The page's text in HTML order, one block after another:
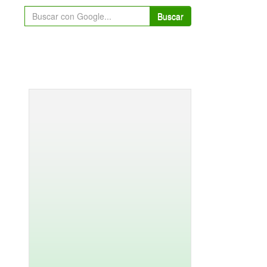
Buscar